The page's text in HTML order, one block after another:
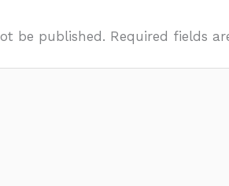
be published. Required fields